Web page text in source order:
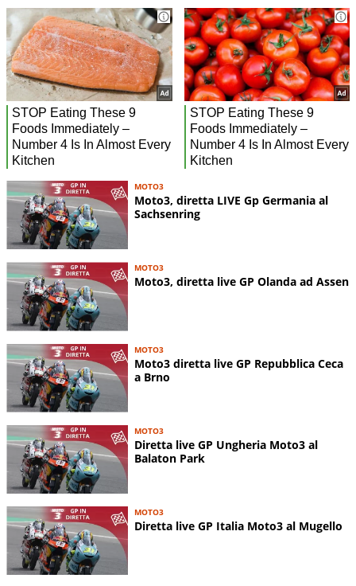
MOTO3
Moto3, diretta LIVE Gp Germania al
Sachsenring
MOTO3
Moto3, diretta live GP Olanda ad Assen
MOTO3
Moto3 diretta live GP Repubblica Ceca
a Brno
MOTO3
Diretta live GP Ungheria Moto3 al
Balaton Park
MOTO3
Diretta live GP Italia Moto3 al Mugello